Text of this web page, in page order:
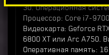
30. Операционная
Процессор: Core i7-
Видеокарта: Geforce
6800 XT или Arc A750.
Оперативная память: